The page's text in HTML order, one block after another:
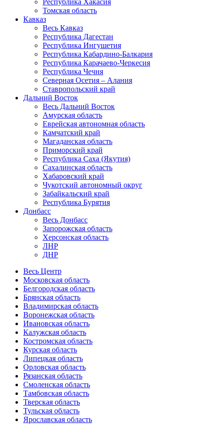
Республика Хакасия
Томская область
Кавказ
Весь Кавказ
Республика Дагестан
Республика Ингушетия
Республика Кабардино-Балкария
Республика Карачаево-Черкесия
Республика Чечня
Северная Осетия – Алания
Ставропольский край
Дальний Восток
Весь Дальний Восток
Амурская область
Еврейская автономная область
Камчатский край
Магаданская область
Приморский край
Республика Саха (Якутия)
Сахалинская область
Хабаровский край
Чукотский автономный округ
Забайкальский край
Республика Бурятия
Донбасс
Весь Донбасс
Запорожская область
Херсонская область
ЛНР
ДНР
Весь Центр
Московская область
Белгородская область
Брянская область
Владимирская область
Воронежская область
Ивановская область
Калужская область
Костромская область
Курская область
Липецкая область
Орловская область
Рязанская область
Смоленская область
Тамбовская область
Тверская область
Тульская область
Ярославская область